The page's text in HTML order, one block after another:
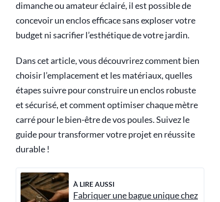
dimanche ou amateur éclairé, il est possible de
concevoir un enclos efficace sans exploser votre
budget ni sacrifier l’esthétique de votre jardin.
Dans cet article, vous découvrirez comment bien
choisir l’emplacement et les matériaux, quelles
étapes suivre pour construire un enclos robuste
et sécurisé, et comment optimiser chaque mètre
carré pour le bien-être de vos poules. Suivez le
guide pour transformer votre projet en réussite
durable !
À LIRE AUSSI
Fabriquer une bague unique chez